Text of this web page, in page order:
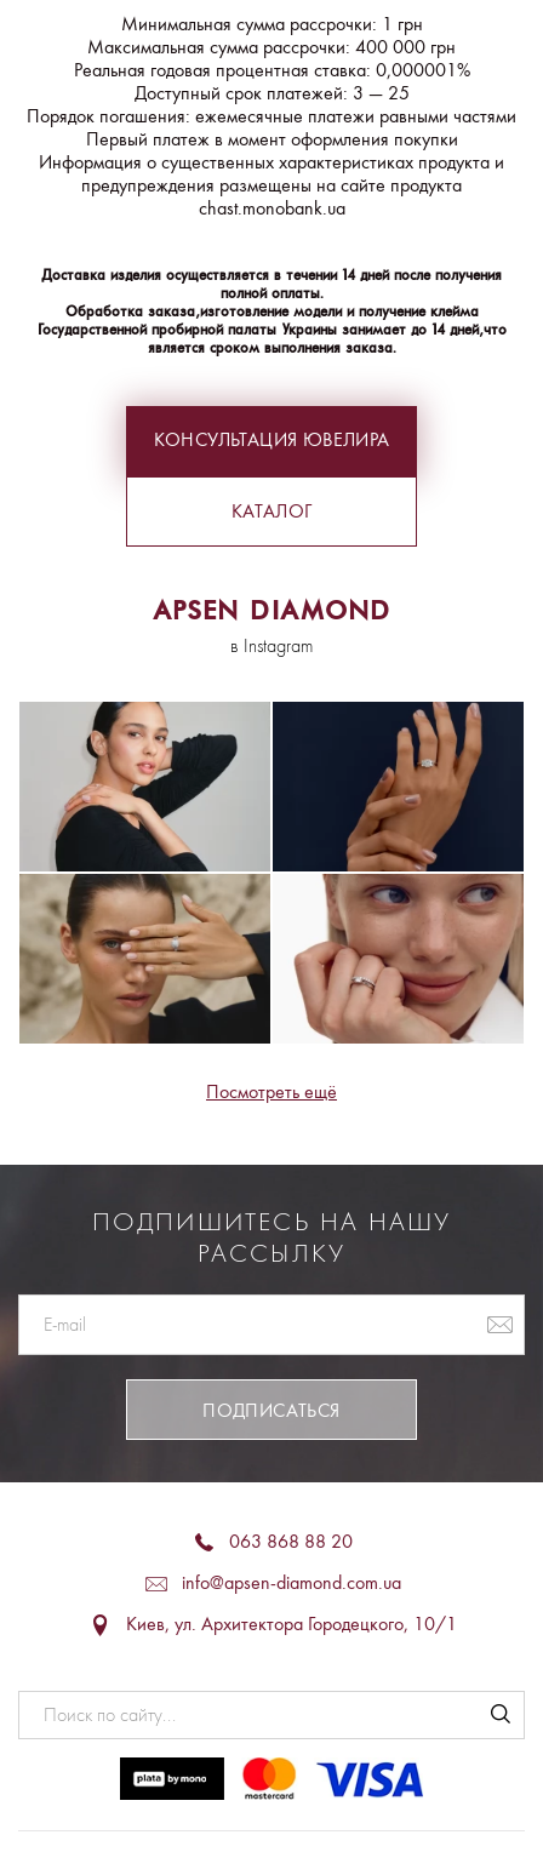
Минимальная сумма рассрочки: 1 грн
Максимальная сумма рассрочки: 400 000 грн
Реальная годовая процентная ставка: 0,000001%
Доступный срок платежей: 3 — 25
Порядок погашения: ежемесячные платежи равными частями
Первый платеж в момент оформления покупки
Информация о существенных характеристиках продукта и
предупреждения размещены на сайте продукта
chast.monobank.ua
Доставка изделия осуществляется в течении 14 дней после получения
полной оплаты.
Обработка заказа, изготовление модели и получение клейма
Государственной пробирной палаты Украины занимает до 14 дней, что
является сроком выполнения заказа.
КОНСУЛЬТАЦИЯ ЮВЕЛИРА
КАТАЛОГ
APSEN DIAMOND
в Instagram
Посмотреть ещё
ПОДПИШИТЕСЬ НА НАШУ
РАССЫЛКУ
ПОДПИСАТЬСЯ
063 868 88 20
info@apsen-diamond.com.ua
Киев, ул. Архитектора Городецкого, 10/1